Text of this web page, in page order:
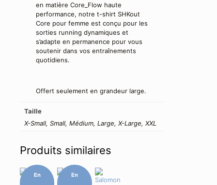
en matière Core_Flow haute
performance, notre t-shirt SHKout
Core pour femme est conçu pour les
sorties running dynamiques et
s’adapte en permanence pour vous
soutenir dans vos entraînements
quotidiens.
Offert seulement en grandeur large.
Taille
X-Small, Small, Médium, Large, X-Large, XXL
Produits similaires
En En